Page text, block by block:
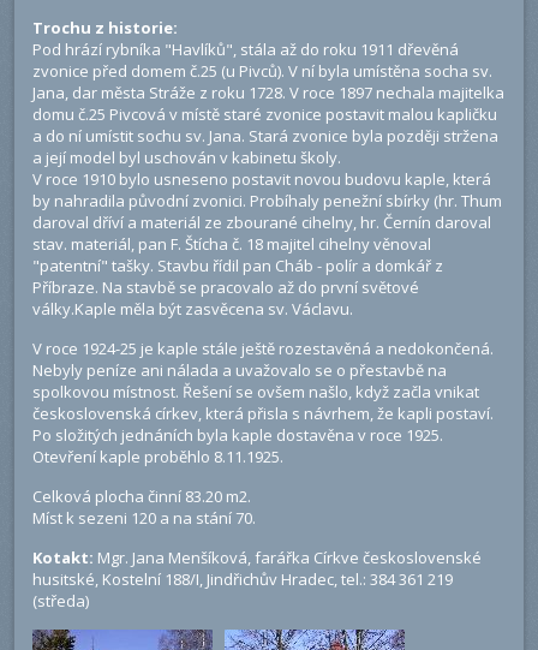
Trochu z historie:
Pod hrází rybníka "Havlíků", stála až do roku 1911 dřevěná
zvonice před domem č.25 (u Pivců). V ní byla umístěna socha sv.
Jana, dar města Stráže z roku 1728. V roce 1897 nechala majitelka
domu č.25 Pivcová v místě staré zvonice postavit malou kapličku
a do ní umístit sochu sv. Jana. Stará zvonice byla později stržena
a její model byl uschován v kabinetu školy.
V roce 1910 bylo usneseno postavit novou budovu kaple, která
by nahradila původní zvonici. Probíhaly penežní sbírky (hr. Thum
daroval dříví a materiál ze zbourané cihelny, hr. Černín daroval
stav. materiál, pan F. Štícha č. 18 majitel cihelny věnoval
"patentní" tašky. Stavbu řídil pan Cháb - polír a domkář z
Příbraze. Na stavbě se pracovalo až do první světové
války.Kaple měla být zasvěcena sv. Václavu.
V roce 1924-25 je kaple stále ještě rozestavěná a nedokončená.
Nebyly peníze ani nálada a uvažovalo se o přestavbě na
spolkovou místnost. Řešení se ovšem našlo, když začla vnikat
československá církev, která přisla s návrhem, že kapli postaví.
Po složitých jednáních byla kaple dostavěna v roce 1925.
Otevření kaple proběhlo 8.11.1925.
Celková plocha činní 83.20 m2.
Míst k sezeni 120 a na stání 70.
Kotakt: Mgr. Jana Menšíková, farářka Církve československé
husitské, Kostelní 188/I, Jindřichův Hradec, tel.: 384 361 219
(středa)